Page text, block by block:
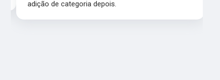
adição de categoria depois.